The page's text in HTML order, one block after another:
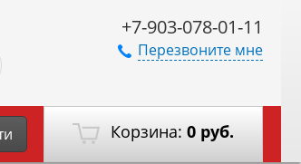
+7-903-078-01-11
Перезвоните мне
Корзина: 0 руб.